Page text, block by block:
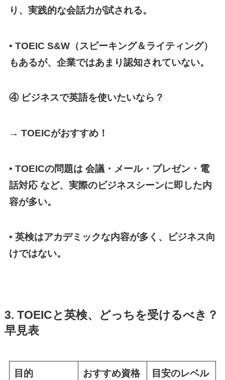
り、実践的な会話力が試される。
• TOEIC S&W（スピーキング＆ライティング）
もあるが、企業ではあまり認知されていない。
④ ビジネスで英語を使いたいなら？
→ TOEICがおすすめ！
• TOEICの問題は 会議・メール・プレゼン・電
話対応 など、実際のビジネスシーンに即した内
容が多い。
• 英検はアカデミックな内容が多く、ビジネス向
けではない。
3. TOEICと英検、どっちを受けるべき？
早見表
目的 おすすめ資格 目安のレベル